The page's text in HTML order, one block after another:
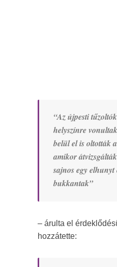
“Az újpesti
helyszínre
belül el is oltották
amikor
sajnos egy elhunyt
bukkantak”
– árulta el
hozzátette: